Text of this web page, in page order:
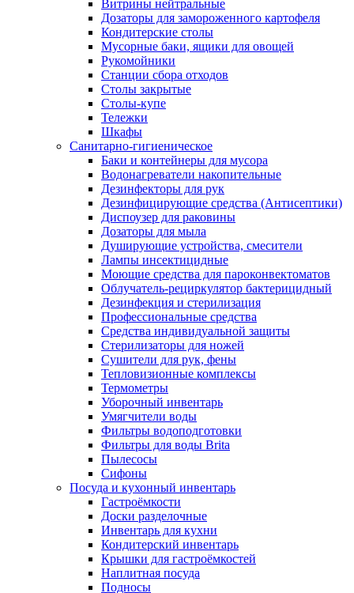
Витрины нейтральные
Дозаторы для замороженного картофеля
Кондитерские столы
Мусорные баки, ящики для овощей
Рукомойники
Станции сбора отходов
Столы закрытые
Столы-купе
Тележки
Шкафы
Санитарно-гигиеническое
Баки и контейнеры для мусора
Водонагреватели накопительные
Дезинфекторы для рук
Дезинфицирующие средства (Антисептики)
Диспоузер для раковины
Дозаторы для мыла
Душирующие устройства, смесители
Лампы инсектицидные
Моющие средства для пароконвектоматов
Облучатель-рециркулятор бактерицидный
Дезинфекция и стерилизация
Профессиональные средства
Средства индивидуальной защиты
Стерилизаторы для ножей
Сушители для рук, фены
Тепловизионные комплексы
Термометры
Уборочный инвентарь
Умягчители воды
Фильтры водоподготовки
Фильтры для воды Brita
Пылесосы
Сифоны
Посуда и кухонный инвентарь
Гастроёмкости
Доски разделочные
Инвентарь для кухни
Кондитерский инвентарь
Крышки для гастроёмкостей
Наплитная посуда
Подносы